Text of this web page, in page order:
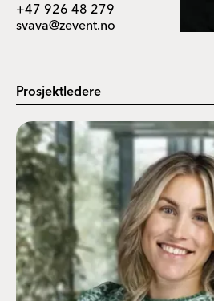
+47 926 48 279
svava@zevent.no
Prosjektledere